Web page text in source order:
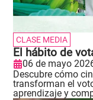
CLASE MEDIA
El hábito de
06 de mayo
Descubre cómo
transforman el
aprendizaje y